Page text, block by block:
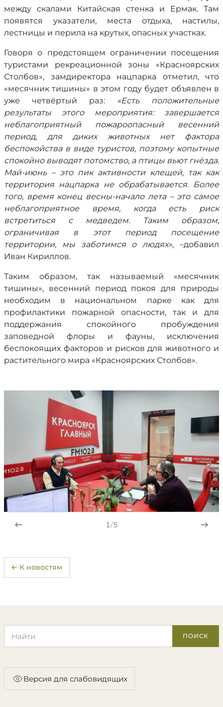
между скалами Китайская стенка и Ермак. Там
появятся указатели, места отдыха, настилы,
лестницы и перила на крутых, опасных участках.
Говоря о предстоящем ограничении посещения
туристами рекреационной зоны «Красноярских
Столбов», замдиректора нацпарка отметил, что
«месячник тишины» в этом году будет объявлен в
уже четвёртый раз:
«Есть положительные
результаты этого мероприятия: завершается
неблагоприятный пожароопасный весенний
период, для диких животных нет фактора
беспокойства в виде туристов, поэтому копытные
спокойно выводят потомство, а птицы вьют гнёзда.
Май-июнь – это пик активности клещей, так как
территория нацпарка не обрабатывается. Более
того, время конец весны-начало лета – это самое
неблагоприятное время, когда есть риск
встретиться с медведем. Таким образом,
ограничивая в этот период посещение
территории, мы заботимся о людях», –добавил
Иван Кириллов.
Таким образом, так называемый «месячник
тишины», весенний период покоя для природы
необходим в национальном парке как для
профилактики пожарной опасности, так и для
поддержания спокойного пробуждения
заповедной флоры и фауны, исключения
беспокоящих факторов и рисков для животного и
растительного мира «Красноярских Столбов».
1/5
← К новостям
ПОИСК
Версия для слабовидящих